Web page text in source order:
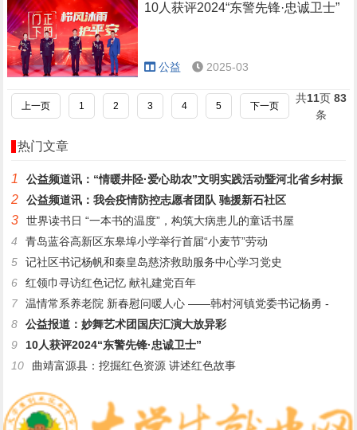
10人获评2024“东警先锋·忠诚卫士”
公益 2025-03
上一页 1 2 3 4 5 下一页
共11页83
条
热门文章
1 公益频道讯：“情暖井陉·爱心助农”文明实践活动暨河北省乡村振
2 公益频道讯：我会疫情防控志愿者团队 驰援新石社区
3
世界读书日 “一本书的温度”，构筑大病患儿的童话书屋
4
青岛蓝谷高新区东皋埠小学举行首届“小麦节”劳动
5
记社区书记杨帆和秦皇岛慈济救助服务中心学习党史
6
红领巾寻访红色记忆 献礼建党百年
7
温情常系养老院 新春慰问暖人心 ——韩村河镇党委书记杨勇 -
8
公益报道：妙舞艺术团国庆汇演大放异彩
9
10人获评2024“东警先锋·忠诚卫士”
10
曲靖富源县：挖掘红色资源 讲述红色故事